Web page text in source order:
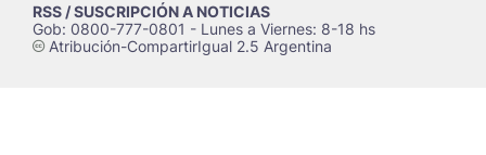
RSS / SUSCRIPCIÓN A NOTICIAS
Gob: 0800-777-0801 - Lunes a Viernes: 8-18 hs
cAtribución-CompartirIgual 2.5 Argentina